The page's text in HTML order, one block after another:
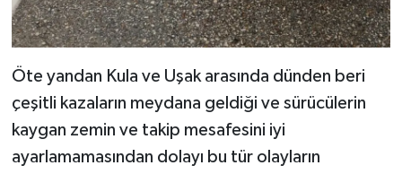
Öte yandan Kula ve Uşak arasında dünden beri
çeşitli kazaların meydana geldiği ve sürücülerin
kaygan zemin ve takip mesafesini iyi
ayarlamamasından dolayı bu tür olayların